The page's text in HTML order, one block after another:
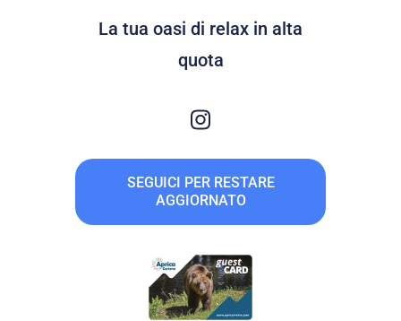
La tua oasi di relax in alta
quota
SEGUICI PER RESTARE
AGGIORNATO